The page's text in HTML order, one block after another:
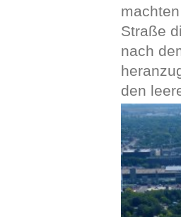
Straße
nach
den